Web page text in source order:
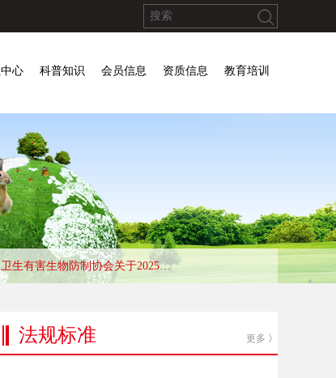
心 科普知识 会员信息 资质信息 教育培训
广州卫生有害生物防制协会关于2025年举办有害生物防制员初、中、高级培训班的通知
法规标准 更多 》